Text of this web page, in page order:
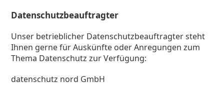
Datenschutzbeauftragter
Unser betrieblicher Datenschutzbeauftragter steht
Ihnen gerne für Auskünfte oder Anregungen zum
Thema Datenschutz zur Verfügung:
datenschutz nord GmbH